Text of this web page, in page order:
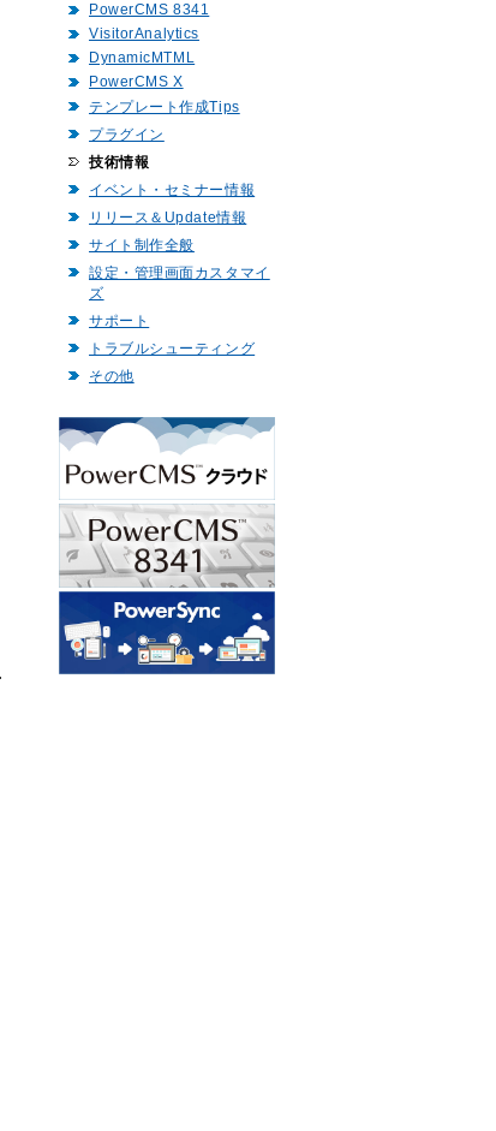
PowerCMS 8341
VisitorAnalytics
DynamicMTML
PowerCMS X
テンプレート作成Tips
プラグイン
技術情報
イベント・セミナー情報
リリース＆Update情報
サイト制作全般
設定・管理画面カスタマイ
ズ
サポート
トラブルシューティング
その他